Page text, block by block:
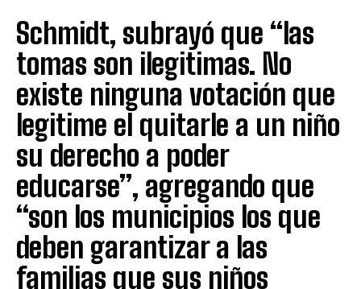
Schmidt, subrayó que “las
tomas son ilegitimas. No
existe ninguna votación que
legitime el quitarle a un niño
su derecho a poder
educarse”, agregando que
“son los municipios los que
deben garantizar a las
familias que sus niños